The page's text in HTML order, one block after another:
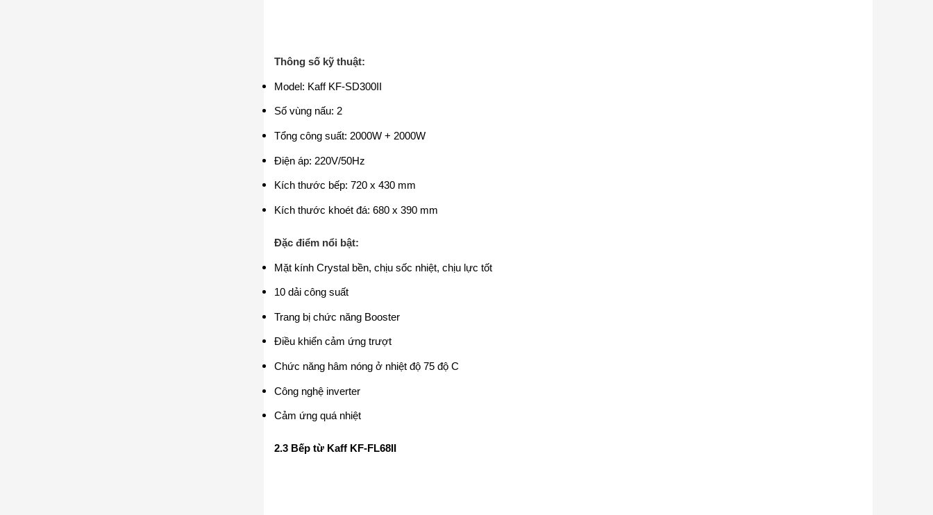
Thông số kỹ thuật:
Model: Kaff KF-SD300II
Số vùng nấu: 2
Tổng công suất: 2000W + 2000W
Điện áp: 220V/50Hz
Kích thước bếp: 720 x 430 mm
Kích thước khoét đá: 680 x 390 mm
Đặc điểm nổi bật:
Mặt kính Crystal bền, chịu sốc nhiệt, chịu lực tốt
10 dải công suất
Trang bị chức năng Booster
Điều khiển cảm ứng trượt
Chức năng hâm nóng ở nhiệt độ 75 độ C
Công nghệ inverter
Cảm ứng quá nhiệt
2.3 Bếp từ Kaff KF-FL68II